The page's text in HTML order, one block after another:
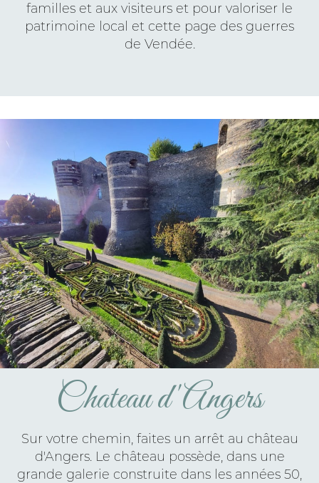
familles et aux visiteurs et pour valoriser le
patrimoine local et cette page des guerres
de Vendée.
Chateau d'Angers
Sur votre chemin, faites un arrêt au château
d'Angers. Le château possède, dans une
grande galerie construite dans les années 50,